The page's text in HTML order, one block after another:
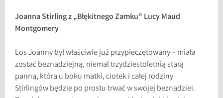
Joanna Stirling z „Błękitnego Zamku” Lucy Maud
Montgomery
Los Joanny był właściwie już przypieczętowany – miała
zostać beznadziejną, niemal trzydziestoletnią starą
panną, która u boku matki, ciotek i całej rodziny
Stirlingów będzie po prostu trwać w swojej beznadziei.